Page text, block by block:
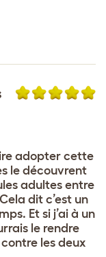
adopter cette
le découvrent
adultes entre
dit c’est un
Et si j’ai à un
le rendre
contre les deux